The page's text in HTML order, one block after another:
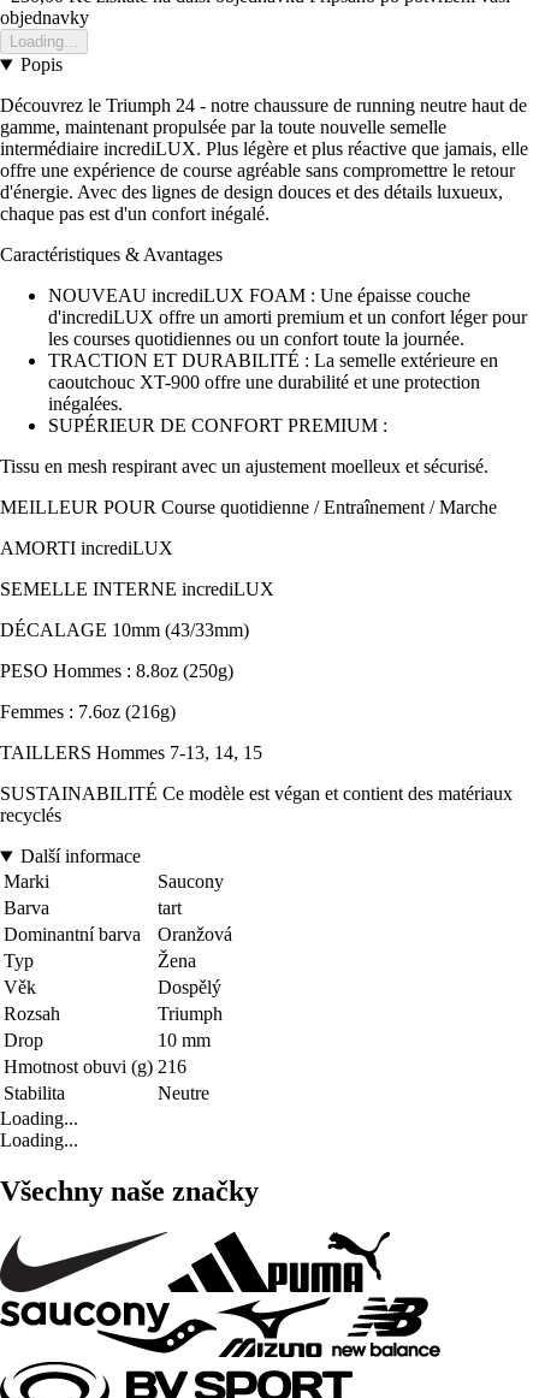
objednavky
Loading...
Popis
Découvrez le Triumph 24 - notre chaussure de running neutre haut de
gamme, maintenant propulsée par la toute nouvelle semelle
intermédiaire incrediLUX. Plus légère et plus réactive que jamais, elle
offre une expérience de course agréable sans compromettre le retour
d'énergie. Avec des lignes de design douces et des détails luxueux,
chaque pas est d'un confort inégalé.
Caractéristiques & Avantages
NOUVEAU incrediLUX FOAM : Une épaisse couche
d'incrediLUX offre un amorti premium et un confort léger pour
les courses quotidiennes ou un confort toute la journée.
TRACTION ET DURABILITÉ : La semelle extérieure en
caoutchouc XT-900 offre une durabilité et une protection
inégalées.
SUPÉRIEUR DE CONFORT PREMIUM :
Tissu en mesh respirant avec un ajustement moelleux et sécurisé.
MEILLEUR POUR Course quotidienne / Entraînement / Marche
AMORTI incrediLUX
SEMELLE INTERNE incrediLUX
DÉCALAGE 10mm (43/33mm)
PESO Hommes : 8.8oz (250g)
Femmes : 7.6oz (216g)
TAILLERS Hommes 7-13, 14, 15
SUSTAINABILITÉ Ce modèle est végan et contient des matériaux
recyclés
Další informace
Marki
Saucony
Barva
tart
Dominantní barva
Oranžová
Typ
Žena
Věk
Dospělý
Rozsah
Triumph
Drop
10 mm
Hmotnost obuvi (g) 216
Stabilita
Neutre
Loading...
Loading...
Všechny naše značky